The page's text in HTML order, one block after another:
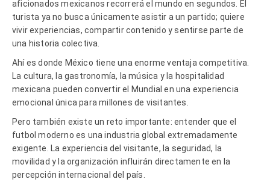
aficionados mexicanos recorrerá el mundo en segundos. El
turista ya no busca únicamente asistir a un partido; quiere
vivir experiencias, compartir contenido y sentirse parte de
una historia colectiva.
Ahí es donde México tiene una enorme ventaja competitiva.
La cultura, la gastronomía, la música y la hospitalidad
mexicana pueden convertir el Mundial en una experiencia
emocional única para millones de visitantes.
Pero también existe un reto importante: entender que el
futbol moderno es una industria global extremadamente
exigente. La experiencia del visitante, la seguridad, la
movilidad y la organización influirán directamente en la
percepción internacional del país.